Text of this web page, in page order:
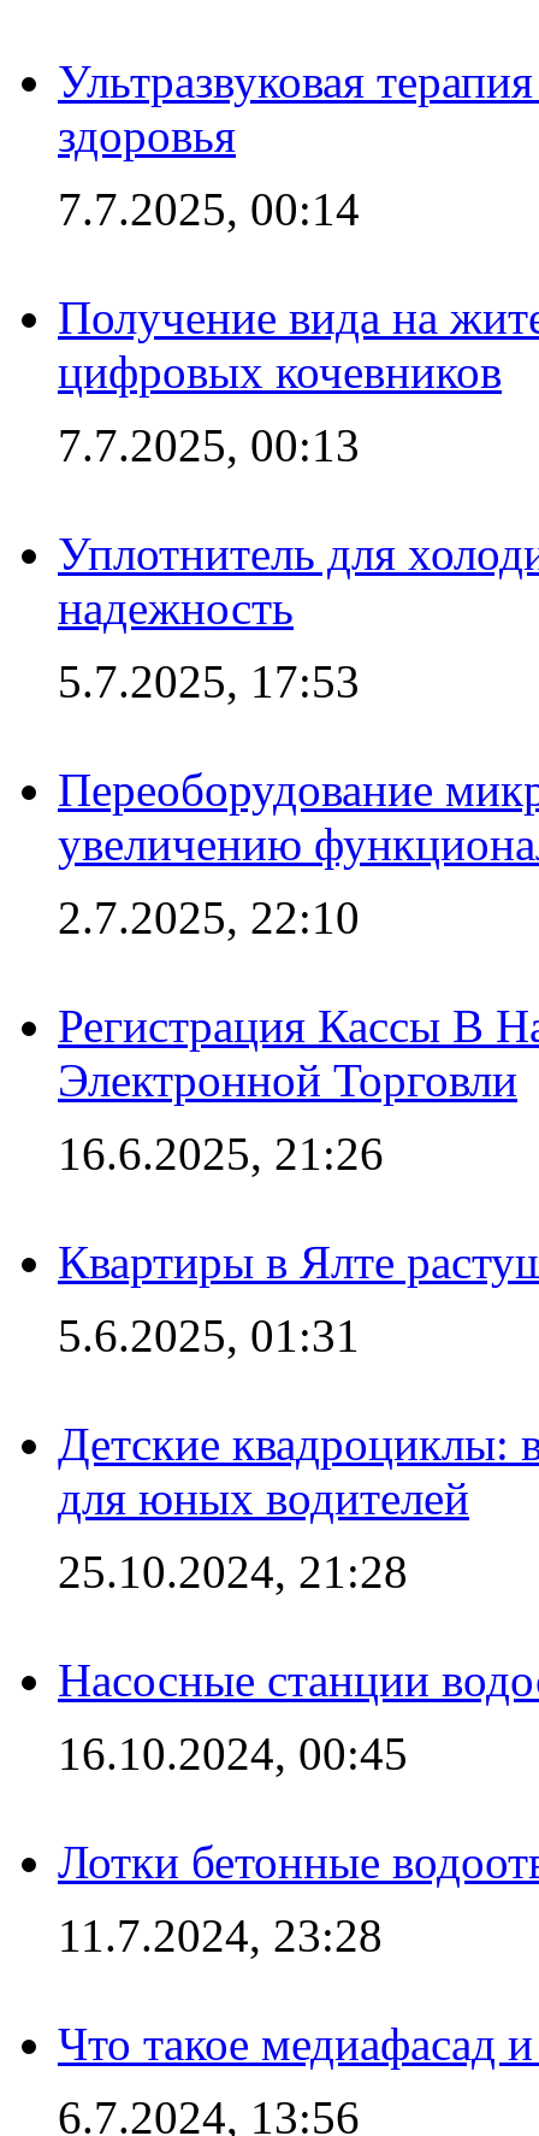
Ультразвуковая
здоровья
7.7.2025, 00:14
Получение вида на
цифровых кочевников
7.7.2025, 00:13
Уплотнитель для
надежность
5.7.2025, 17:53
Переоборудование
увеличению
2.7.2025, 22:10
Регистрация Кассы В
Электронной Торговли
16.6.2025, 21:26
Квартиры в Ялте
5.6.2025, 01:31
Детские квадроциклы:
для юных водителей
25.10.2024, 21:28
Насосные станции
16.10.2024, 00:45
Лотки бетонные
11.7.2024, 23:28
Что такое медиафасад
6.7.2024, 13:56